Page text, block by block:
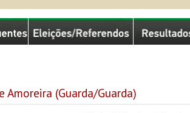
Amoreira (Guarda/Guarda)